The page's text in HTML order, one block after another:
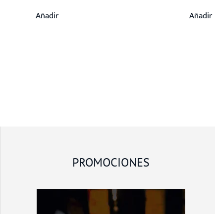
Añadir Añadir
PROMOCIONES